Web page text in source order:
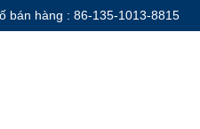
bán hàng : 86-135-1013-8815